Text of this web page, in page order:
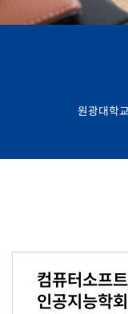
원광대학
컴퓨터소프
인공지능학